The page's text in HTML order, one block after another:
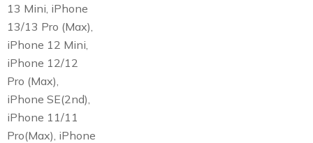
13 Mini, iPhone
13/13 Pro (Max),
iPhone 12 Mini,
iPhone 12/12
Pro (Max),
iPhone SE(2nd),
iPhone 11/11
Pro(Max), iPhone